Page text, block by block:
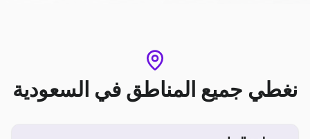
نغطي جميع المناطق في السعودية